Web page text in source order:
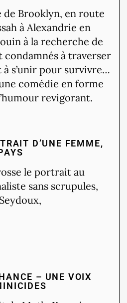
Brooklyn, en route
à Alexandrie en
à la recherche de
condamnés à traverser
s’unir pour survivre…
comédie en forme
revigorant.
D’UNE FEMME,
le portrait au
sans scrupules,
– UNE VOIX